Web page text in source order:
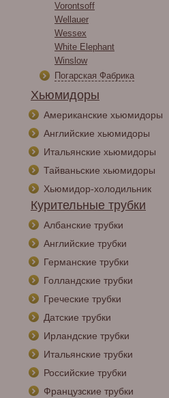
Vorontsoff
Wellauer
Wessex
White Elephant
Winslow
Погарская Фабрика
Хьюмидоры
Американские хьюмидоры
Английские хьюмидоры
Итальянские хьюмидоры
Тайваньские хьюмидоры
Хьюмидор-холодильник
Курительные трубки
Албанские трубки
Английские трубки
Германские трубки
Голландские трубки
Греческие трубки
Датские трубки
Ирландские трубки
Итальянские трубки
Российские трубки
Французские трубки